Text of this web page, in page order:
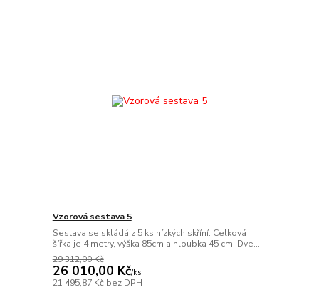
Vzorová sestava 5
Sestava se skládá z 5 ks nízkých skříní. Celková
šířka je 4 metry, výška 85cm a hloubka 45 cm. Dve...
29 312,00 Kč
26 010,00 Kč/ks
21 495,87 Kč bez DPH